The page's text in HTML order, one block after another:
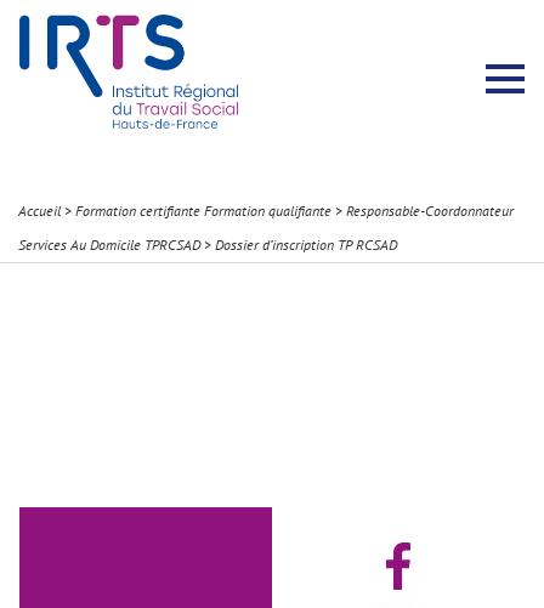
Accueil > Formation certifiante Formation qualifiante > Responsable-Coordonnateur
Services Au Domicile TPRCSAD> Dossier d’inscription TP RCSAD